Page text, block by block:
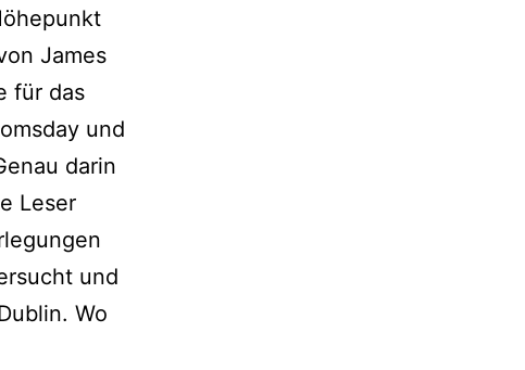
James
für das
und
darin
Leser
und
Wo